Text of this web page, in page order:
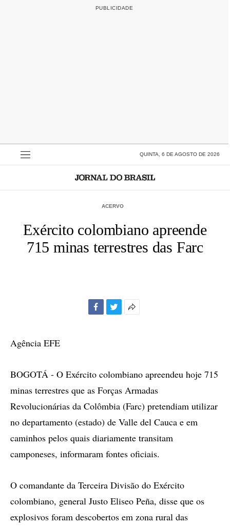
QUINTA, 6 DE AGOSTO DE 2026
ACERVO
Exército colombiano apreende
715 minas terrestres das Farc
Agência EFE
BOGOTÁ - O Exército colombiano apreendeu hoje 715
minas terrestres que as Forças Armadas
Revolucionárias da Colômbia (Farc) pretendiam utilizar
no departamento (estado) de Valle del Cauca e em
caminhos pelos quais diariamente transitam
camponeses, informaram fontes oficiais.
O comandante da Terceira Divisão do Exército
colombiano, general Justo Eliseo Peña, disse que os
explosivos foram descobertos em zona rural das